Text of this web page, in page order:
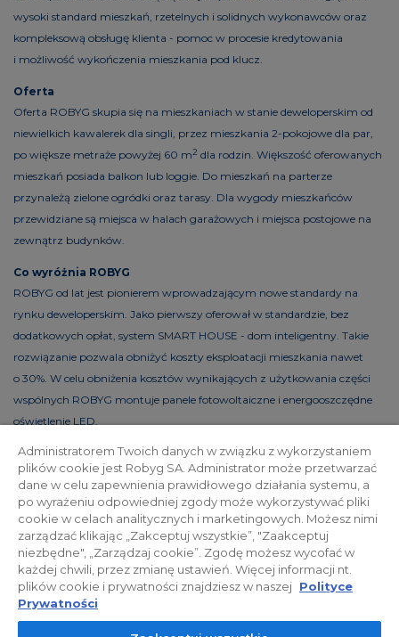
wysoki standard mieszkań, rzetelnych i solidnych wykonawców oraz
kompleksową obsługę klienta - pomoc w procesie kredytowania
i możliwość wykończenia mieszkania pod klucz.
Oferta
Oferta ROBYG skupia się na mieszkaniach w stanie deweloperskim od
niewielkich kawalerek dla singli, przez mieszkania 2-pokojowe dla par,
po większe metraże powyżej 60 m2 dla rodzin. Większość oferowanych
mieszkań posiada balkon lub loggie. Do mieszkań na parterze
przynależą zielone ogródki oraz tarasy. Dla wygody mieszkańców
przewidziane są miejsca w halach garażowych i miejsca postojowe na
zewnątrz budynków.
Co wyróżnia ROBYG
ROBYG od lat jest pionierem wprowadzającym nowe standardy na
rynku deweloperskim. Jako pierwszy oferował w standardzie, bez
dodatkowych opłat, system SMART HOUSE - dom inteligentny. Takie
rozwiązanie pozwala obniżyć koszty eksploatacji mieszkania nawet
o 30%. W celu obniżenia kosztów wynikających z użytkowania części
wspólnych ROBYG montuje panele fotowoltaiczne i energooszczędne
oświetlenie LED.
Polityka prywatności Relacje inwestorskie
Facebook
© 2026 ROBYG. Wszystkie prawa zastrzeżone. Powyższa oferta i
przedstawione materiały graficzne mają charakter jedynie
Administratorem Twoich danych w związku z wykorzystaniem
plików cookie jest Robyg SA. Administrator może przetwarzać
dane w celu zapewnienia prawidłowego działania systemu, a
po wyrażeniu odpowiedniej zgody może wykorzystywać pliki
cookie w celach analitycznych i marketingowych. Możesz nimi
zarządzać klikając „Zakceptuj wszystkie”, "Zaakceptuj
niezbędne", „Zarządzaj cookie”. Zgodę możesz wycofać w
każdej chwili, przez zmianę ustawień. Więcej informacji nt.
plików cookie i prywatności znajdziesz w naszej Polityce
Prywatności